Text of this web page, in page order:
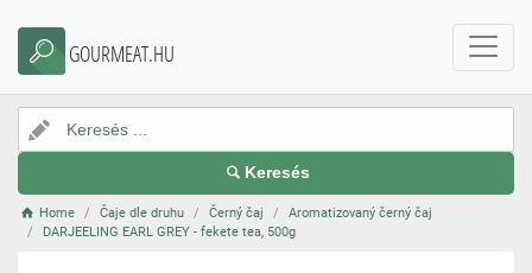
GOURMEAT.HU
Keresés
Home Čaje dle druhu Černý čaj
Aromatizovaný černý čaj
DARJEELING EARL GREY - fekete tea, 500g